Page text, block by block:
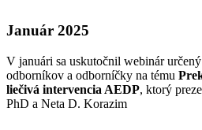
Január 2025
V januári sa uskutočnil webinár
odborníkov a odborníčky na tému
liečivá intervencia AEDP, ktorý
PhD a Neta D. Korazim